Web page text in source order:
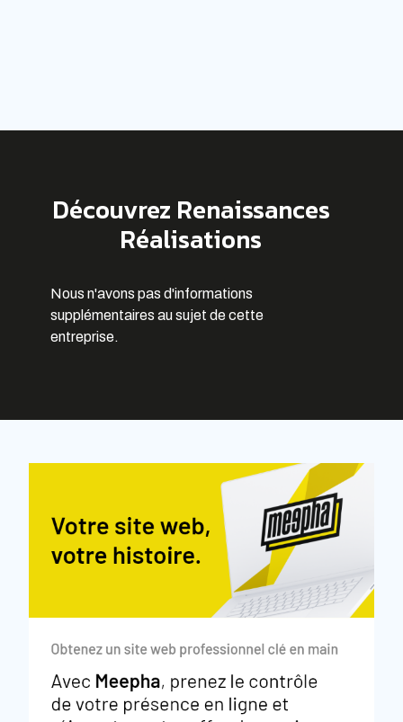
Découvrez Renaissances
Réalisations
Nous n'avons pas d'informations
supplémentaires au sujet de cette
entreprise.